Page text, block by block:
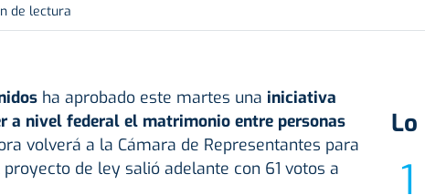
de lectura
ha aprobado este martes una iniciativa
a nivel federal el matrimonio entre personas
volverá a la Cámara de Representantes para
de ley salió adelante con 61 votos a
Lo